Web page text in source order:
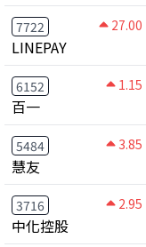
7722 27.00
LINEPAY
6152 1.15
百一
5484 3.85
慧友
3716 2.95
中化控股